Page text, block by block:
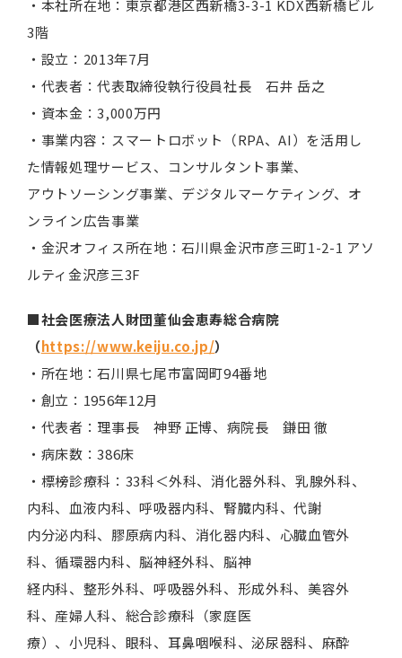
・本社所在地：東京都港区西新橋3-3-1 KDX西新橋ビル
3階
・設立：2013年7月
・代表者：代表取締役執行役員社長 石井 岳之
・資本金：3,000万円
・事業内容：スマートロボット（RPA、AI）を活用し
た情報処理サービス、コンサルタント事業、
アウトソーシング事業、デジタルマーケティング、オ
ンライン広告事業
・金沢オフィス所在地：石川県金沢市彦三町1-2-1 アソ
ルティ金沢彦三3F
■社会医療法人財団董仙会恵寿総合病院
（https://www.keiju.co.jp/）
・所在地：石川県七尾市富岡町94番地
・創立：1956年12月
・代表者：理事長 神野 正博、病院長 鎌田 徹
・病床数：386床
・標榜診療科：33科＜外科、消化器外科、乳腺外科、
内科、血液内科、呼吸器内科、腎臓内科、代謝
内分泌内科、膠原病内科、消化器内科、心臓血管外
科、循環器内科、脳神経外科、脳神
経内科、整形外科、呼吸器外科、形成外科、美容外
科、産婦人科、総合診療科（家庭医
療）、小児科、眼科、耳鼻咽喉科、泌尿器科、麻酔